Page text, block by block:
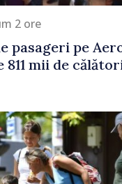
2 ore
pasageri pe
811 mii de